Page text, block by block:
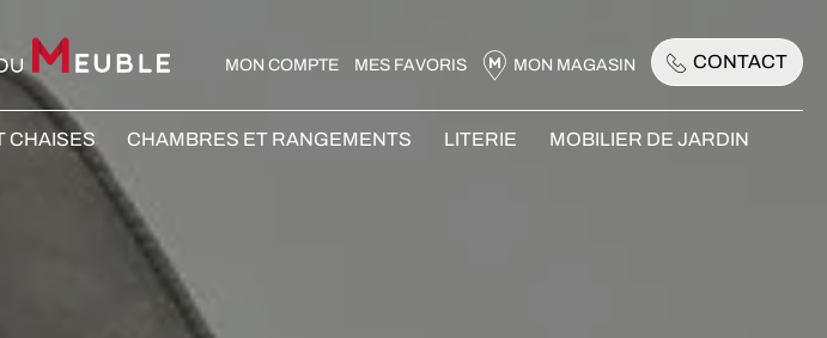
MON COMPTE MES FAVORIS MON MAGASIN CONTACT
CHAISES CHAMBRES ET RANGEMENTS LITERIE MOBILIER DE JARDIN